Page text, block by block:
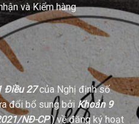
và Kiểm hàng
Điều 27của Nghị định số
đổi bổ sung bởi Khoản 9
NĐ-CP) về đăng ký hoạt